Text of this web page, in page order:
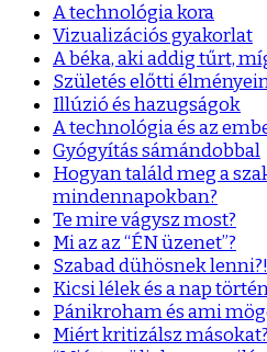
A technológia kora
Vizualizációs gyakorlat
A béka, aki addig tűrt,
Születés előtti
Illúzió és hazugságok
A technológia és az
Gyógyítás sámándobbal
Hogyan találd meg a
mindennapokban?
Te mire vágysz most?
Mi az az “ÉN üzenet”?
Szabad dühösnek lenni?!
Kicsi lélek és a nap
Pánikroham és ami
Miért kritizálsz másokat?